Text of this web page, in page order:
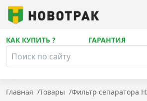
КАК КУПИТЬ ? ГАРАНТИЯ
Главная /Товары /Фильтр сепаратора